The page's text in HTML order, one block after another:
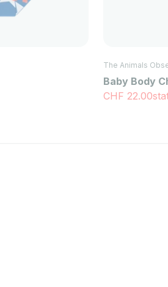
The Animals
Baby Body
Angebot
CHF 22.00